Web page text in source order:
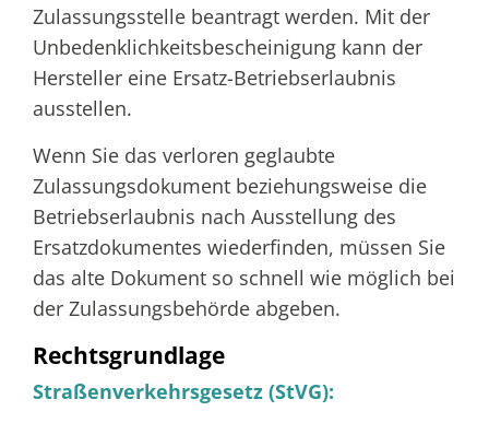
Zulassungsstelle beantragt werden. Mit der
Unbedenklichkeitsbescheinigung kann der
Hersteller eine Ersatz-Betriebserlaubnis
ausstellen.
Wenn Sie das verloren geglaubte
Zulassungsdokument beziehungsweise die
Betriebserlaubnis nach Ausstellung des
Ersatzdokumentes wiederfinden, müssen Sie
das alte Dokument so schnell wie möglich bei
der Zulassungsbehörde abgeben.
Rechtsgrundlage
Straßenverkehrsgesetz (StVG):